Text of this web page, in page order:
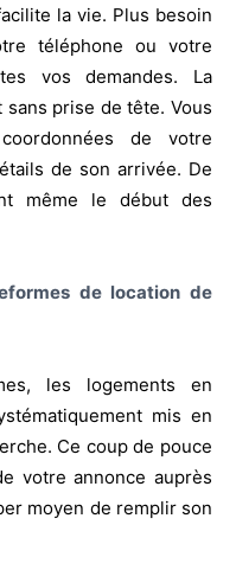
la vie. Plus besoin
téléphone ou votre
vos demandes. La
prise de tête. Vous
de votre
de son arrivée. De
même le début des
de location de
les logements en
mis en
Ce coup de pouce
votre annonce auprès
moyen de remplir son